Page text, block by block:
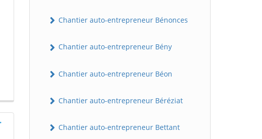
Chantier auto-entrepreneur Bénonces
Chantier auto-entrepreneur Bény
Chantier auto-entrepreneur Béon
Chantier auto-entrepreneur Béréziat
Chantier auto-entrepreneur Bettant